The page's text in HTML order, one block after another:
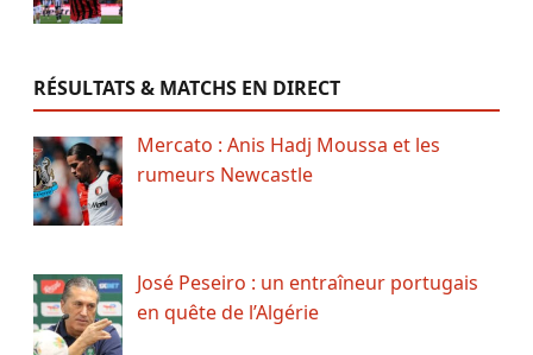
RÉSULTATS & MATCHS EN DIRECT
Mercato : Anis Hadj Moussa et les
rumeurs Newcastle
José Peseiro : un entraîneur portugais
en quête de l’Algérie